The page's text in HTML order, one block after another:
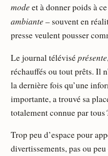
mode et à donner poids à
ambiante – souvent en
presse veulent pousser
Le journal téléviséprésente
réchauffés ou tout prêts. Il
la dernière fois qu’une
importante, a trouvé sa
totalement connue par tous
Trop peu d’espace pour
divertissements, pas ou